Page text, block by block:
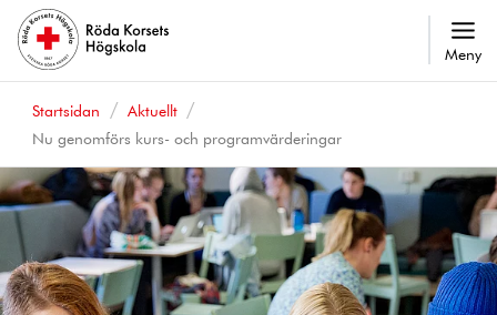
Meny
Startsidan
Aktuellt
Nu genomförs kurs- och programvärderingar